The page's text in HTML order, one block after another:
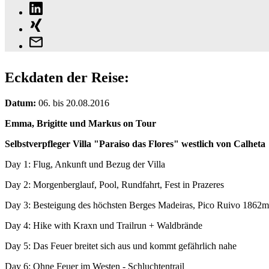
Eckdaten der Reise:
Datum: 06. bis 20.08.2016
Emma, Brigitte und Markus on Tour
Selbstverpfleger Villa "Paraiso das Flores" westlich von Calheta
Day 1: Flug, Ankunft und Bezug der Villa
Day 2: Morgenberglauf, Pool, Rundfahrt, Fest in Prazeres
Day 3: Besteigung des höchsten Berges Madeiras, Pico Ruivo 1862m
Day 4: Hike with Kraxn und Trailrun + Waldbrände
Day 5: Das Feuer breitet sich aus und kommt gefährlich nahe
Day 6: Ohne Feuer im Westen - Schluchtentrail